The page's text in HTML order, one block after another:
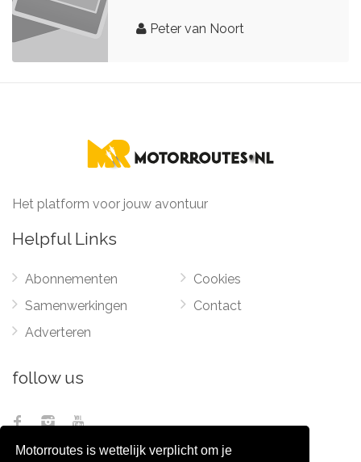
Motorroutes is wettelijk verplicht om je
Peter van Noort
Het platform voor jouw avontuur
Helpful Links
Abonnementen
Samenwerkingen
Adverteren
Cookies
Contact
follow us